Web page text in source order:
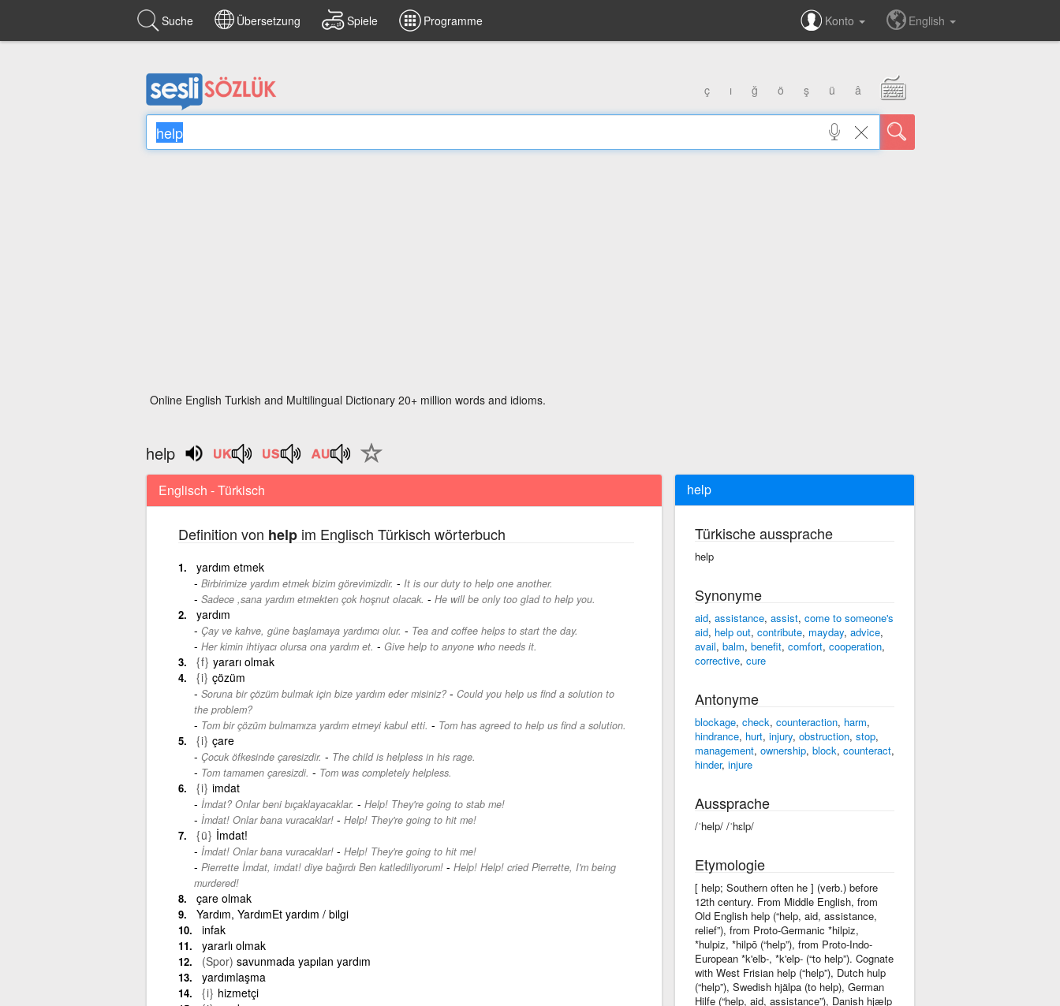
Suche Übersetzung Spiele Programme Konto English
ç ı ğ ö ş ü â
Online English Turkish and Multilingual Dictionary 20+ million words and idioms.
help
Englisch - Türkisch
Definition von helpim Englisch Türkisch wörterbuch
yardım etmek
Birbirimize yardım etmek bizim görevimizdir. - It is our duty to help one another.
Sadece ,sana yardım etmekten çok hoşnut olacak. - He will be only too glad to help you.
yardım
Çay ve kahve, güne başlamaya yardımcı olur. - Tea and coffee helps to start the day.
Her kimin ihtiyacı olursa ona yardım et. - Give help to anyone who needs it.
{f} yararı olmak
{i} çözüm
Soruna bir çözüm bulmak için bize yardım eder misiniz?- Could you help us find a solution to
the problem?
Tom bir çözüm bulmamıza yardım etmeyi kabul etti. - Tom has agreed to help us find a solution.
{i} çare
Çocuk öfkesinde çaresizdir. - The child is helpless in his rage.
Tom tamamen çaresizdi. - Tom was completely helpless.
{i} imdat
İmdat? Onlar beni bıçaklayacaklar. - Help! They're going to stab me!
İmdat! Onlar bana vuracaklar!- Help! They're going to hit me!
{ü} İmdat!
İmdat! Onlar bana vuracaklar!- Help! They're going to hit me!
Pierrette İmdat, imdat! diye bağırdı Ben katlediliyorum!- Help! Help! cried Pierrette, I'm being
murdered!
çare olmak
Yardım, YardımEt yardım / bilgi
infak
yararlı olmak
(Spor) savunmada yapılan yardım
yardımlaşma
{i} hizmetçi
help
Türkische aussprache
help
Synonyme
aid, assistance, assist, come to someone's
aid, help out, contribute, mayday, advice,
avail, balm, benefit, comfort, cooperation,
corrective, cure
Antonyme
blockage, check, counteraction, harm,
hindrance, hurt, injury, obstruction, stop,
management, ownership, block, counteract,
hinder, injure
Aussprache
/ˈhelp/ /ˈhɛlp/
Etymologie
[ help; Southern often he ] (verb.) before
12th century. From Middle English, from
Old English help (“help, aid, assistance,
relief”), from Proto-Germanic *hilpiz,
*hulpiz, *hilpō (“help”), from Proto-Indo-
European *k'elb-, *k'elp- (“to help”). Cognate
with West Frisian help (“help”), Dutch hulp
(“help”), Swedish hjälpa (to help), German
Hilfe (“help, aid, assistance”), Danish hjælp